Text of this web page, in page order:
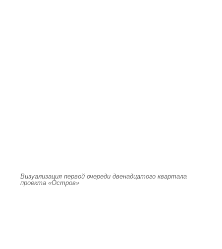
Визуализация первой очереди двенадцатого квартала
проекта «Остров»